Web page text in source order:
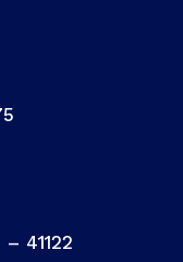
41122